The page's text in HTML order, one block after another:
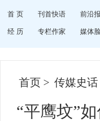
首 页 刊首快语 前沿
经 历 专栏作家 媒体
首页 > 传媒史话
“平鹰坟”